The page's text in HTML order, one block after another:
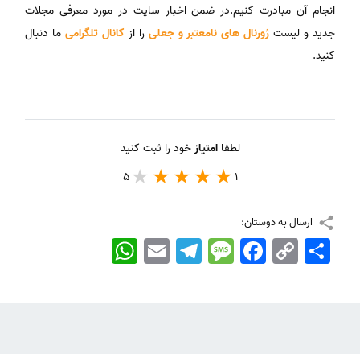
انجام آن مبادرت کنیم.در ضمن اخبار سایت در مورد معرفی مجلات
جدید و لیستژورنال های نامعتبر و جعلی را از کانال تلگرامی ما دنبال
کنید.
لطفاامتیازخود را ثبت کنید
1
5
ارسال به دوستان:
WhatsApp EmailTelegramMessageFacebook Copy
Link
اشتراک